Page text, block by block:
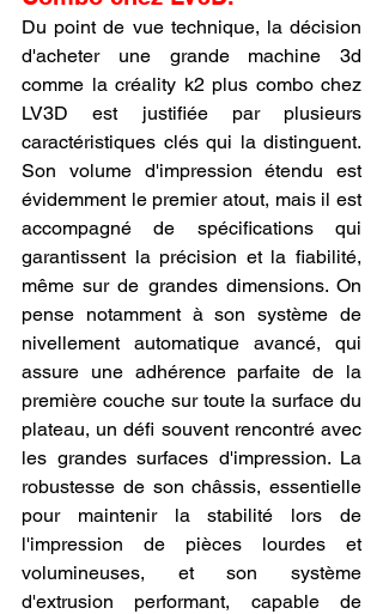
Du point de vue technique, la décision
d'acheter une grande machine 3d
comme la créality k2 plus combo chez
LV3D est justifiée par plusieurs
caractéristiques clés qui la distinguent.
Son volume d'impression étendu est
évidemment le premier atout, mais il est
accompagné de spécifications qui
garantissent la précision et la fiabilité,
même sur de grandes dimensions. On
pense notamment à son système de
nivellement automatique avancé, qui
assure une adhérence parfaite de la
première couche sur toute la surface du
plateau, un défi souvent rencontré avec
les grandes surfaces d'impression. La
robustesse de son châssis, essentielle
pour maintenir la stabilité lors de
l'impression de pièces lourdes et
volumineuses, et son système
d'extrusion performant, capable de